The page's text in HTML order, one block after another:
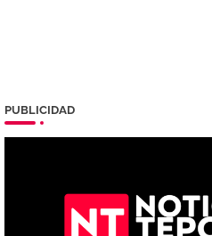
PUBLICIDAD